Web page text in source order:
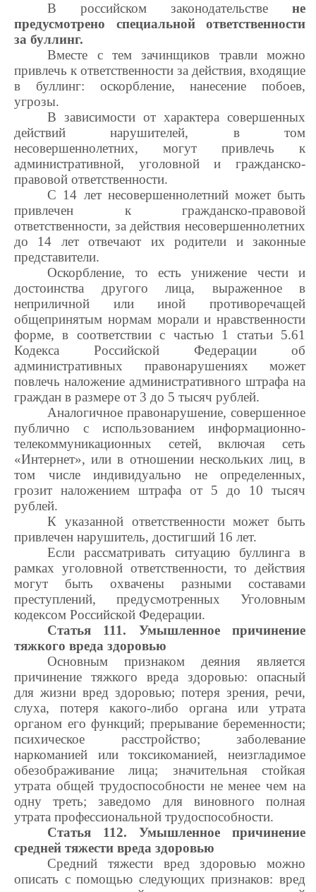
В российском законодательстве не
предусмотрено специальной ответственности
за буллинг.
Вместе с тем зачинщиков травли можно
привлечь к ответственности за действия, входящие
в буллинг: оскорбление, нанесение побоев,
угрозы.
В зависимости от характера совершенных
действий нарушителей, в том
несовершеннолетних, могут привлечь к
административной, уголовной и гражданско-
правовой ответственности.
С 14 лет несовершеннолетний может быть
привлечен к гражданско-правовой
ответственности, за действия несовершеннолетних
до 14 лет отвечают их родители и законные
представители.
Оскорбление, то есть унижение чести и
достоинства другого лица, выраженное в
неприличной или иной противоречащей
общепринятым нормам морали и нравственности
форме, в соответствии с частью 1 статьи 5.61
Кодекса Российской Федерации об
административных правонарушениях может
повлечь наложение административного штрафа на
граждан в размере от 3 до 5 тысяч рублей.
Аналогичное правонарушение, совершенное
публично с использованием информационно-
телекоммуникационных сетей, включая сеть
«Интернет», или в отношении нескольких лиц, в
том числе индивидуально не определенных,
грозит наложением штрафа от 5 до 10 тысяч
рублей.
К указанной ответственности может быть
привлечен нарушитель, достигший 16 лет.
Если рассматривать ситуацию буллинга в
рамках уголовной ответственности, то действия
могут быть охвачены разными составами
преступлений, предусмотренных Уголовным
кодексом Российской Федерации.
Статья 111. Умышленное причинение
тяжкого вреда здоровью
Основным признаком деяния является
причинение тяжкого вреда здоровью: опасный
для жизни вред здоровью; потеря зрения, речи,
слуха, потеря какого-либо органа или утрата
органом его функций; прерывание беременности;
психическое расстройство; заболевание
наркоманией или токсикоманией, неизгладимое
обезображивание лица; значительная стойкая
утрата общей трудоспособности не менее чем на
одну треть; заведомо для виновного полная
утрата профессиональной трудоспособности.
Статья 112. Умышленное причинение
средней тяжести вреда здоровью
Средний тяжести вред здоровью можно
описать с помощью следующих признаков: вред